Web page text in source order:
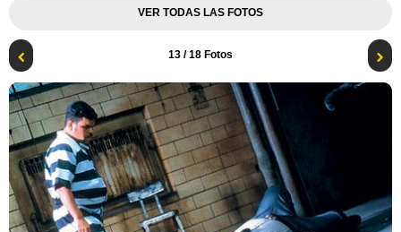
VER TODAS LAS FOTOS
13 / 18 Fotos